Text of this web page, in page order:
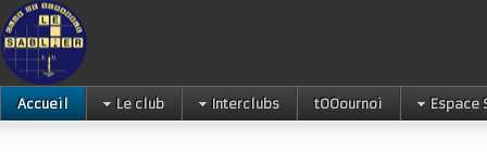
Accueil Le club Interclubs tOOournoi Espace